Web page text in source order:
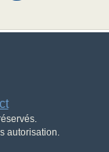
autorisation.